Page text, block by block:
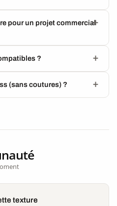
pour un projet commercial
?
(sans coutures) ?
texture